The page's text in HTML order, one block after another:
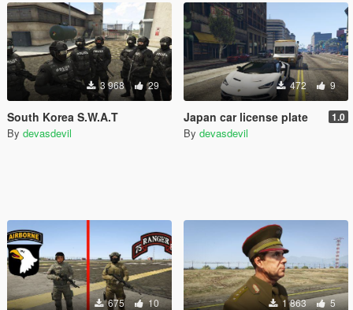
3 968 29
South Korea S.W.A.T
By devasdevil
472 9
Japan car license plate 1.0
By devasdevil
675 10 1 863 5